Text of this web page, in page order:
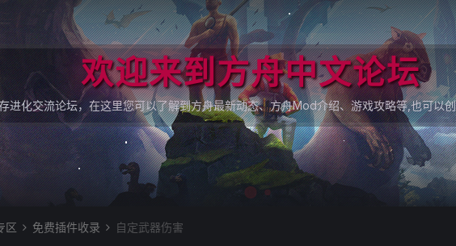
欢迎来到方舟中文论坛
进化交流论坛，在这里您可以了解到方舟最新动态、方舟Mod介绍、游戏攻略等,也可以
区 免费插件收录 自定武器伤害